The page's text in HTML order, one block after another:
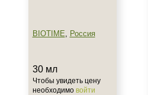
Для женщин
Пилинг
BIOTIME, Россия
30 мл
Чтобы увидеть цену
необходимо войти